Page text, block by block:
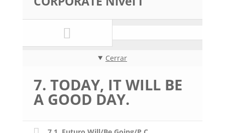
Cerrar
7. TODAY, IT WILL BE
A GOOD DAY.